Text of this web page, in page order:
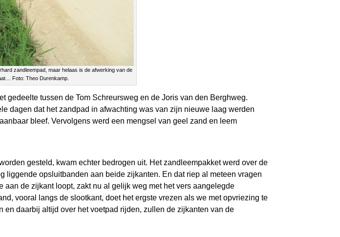
zandleempad, maar helaas is de afwerking van de
Foto: Theo Durenkamp.
tussen de Tom Schreursweg en de Joris van den Berghweg.
dagen dat het zandpad in afwachting was van zijn nieuwe laag werden
bleef. Vervolgens werd een mengsel van geel zand en leem
gesteld, kwam echter bedrogen uit. Het zandleempakket werd over de
opsluitbanden aan beide zijkanten. En dat riep al meteen vragen
de zijkant loopt, zakt nu al gelijk weg met het vers aangelegde
vooral langs de slootkant, doet het ergste vrezen als we met opvriezing te
daarbij altijd over het voetpad rijden, zullen de zijkanten van de